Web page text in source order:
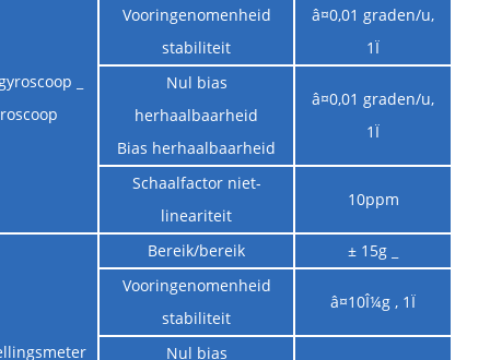
_
Vooringenomenheid
stabiliteit
â¤0,01 graden/u,
1Ï
Nul bias
herhaalbaarheid
Bias herhaalbaarheid
â¤0,01 graden/u,
1Ï
Schaalfactor niet-
lineariteit
10ppm
Bereik/bereik
± 15g _
Vooringenomenheid
stabiliteit
â¤10Î¼g , 1Ï
Nul bias